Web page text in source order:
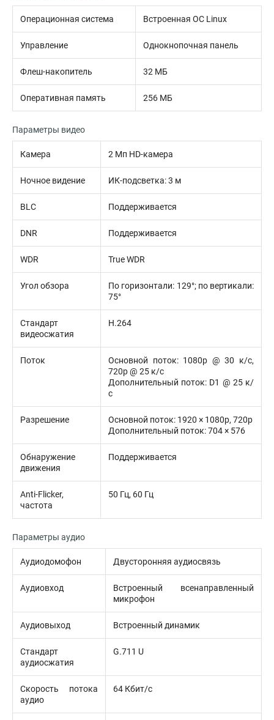
Операционная система Встроенная ОС Linux
Управление Однокнопочная панель
Флеш-накопитель 32 МБ
Оперативная память 256 МБ
Параметры видео
Камера 2 Мп HD-камера
Ночное видение ИК-подсветка: 3 м
BLC Поддерживается
DNR Поддерживается
WDR True WDR
Угол обзора
По горизонтали: 129°; по вертикали:
75°
Стандарт
видеосжатия
H.264
Поток
Основной поток: 1080p @ 30 к/с,
720p @ 25 к/с
Дополнительный поток: D1 @ 25 к/
с
Разрешение
Основной поток: 1920 × 1080p, 720p
Дополнительный поток: 704 × 576
Обнаружение
движения
Поддерживается
Anti-Flicker,
частота
50 Гц, 60 Гц
Параметры аудио
Аудиодомофон Двусторонняя аудиосвязь
Аудиовход
Встроенный всенаправленный
микрофон
Аудиовыход Встроенный динамик
Стандарт
аудиосжатия
G.711 U
Скорость потока
аудио
64 Кбит/с